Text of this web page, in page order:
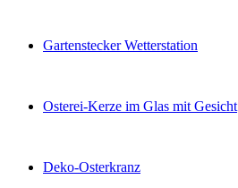
Gartenstecker Wetterstation
Osterei-Kerze im Glas mit Gesicht
Deko-Osterkranz